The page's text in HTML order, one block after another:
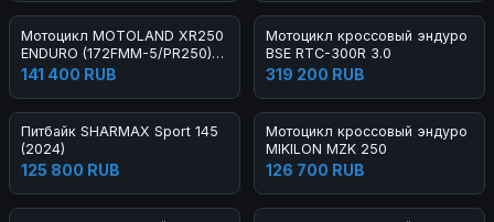
Мотоцикл MOTOLAND XR250
ENDURO (172FMM-5/PR250)
(2021 Г.)
141 400 RUB
Мотоцикл кроссовый эндуро
BSE RTC-300R 3.0
319 200 RUB
Питбайк SHARMAX Sport 145
(2024)
125 800 RUB
Мотоцикл кроссовый эндуро
MIKILON MZK 250
126 700 RUB